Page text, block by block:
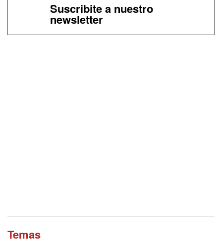
Suscribite a nuestro
newsletter
Temas